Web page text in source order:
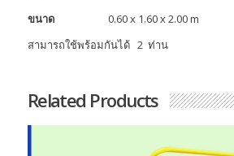
ขนาด
0.60 x 1.60 x 2.00 m
สามารถใช้พร้อมกันได้ 2 ท่าน
Related Products